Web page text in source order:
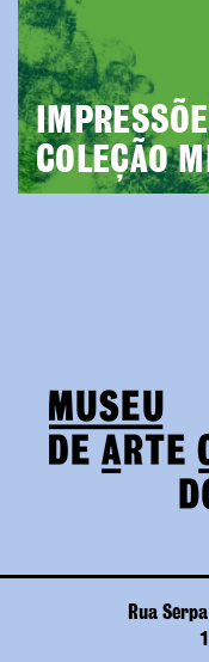
COLEÇÃO
Rua